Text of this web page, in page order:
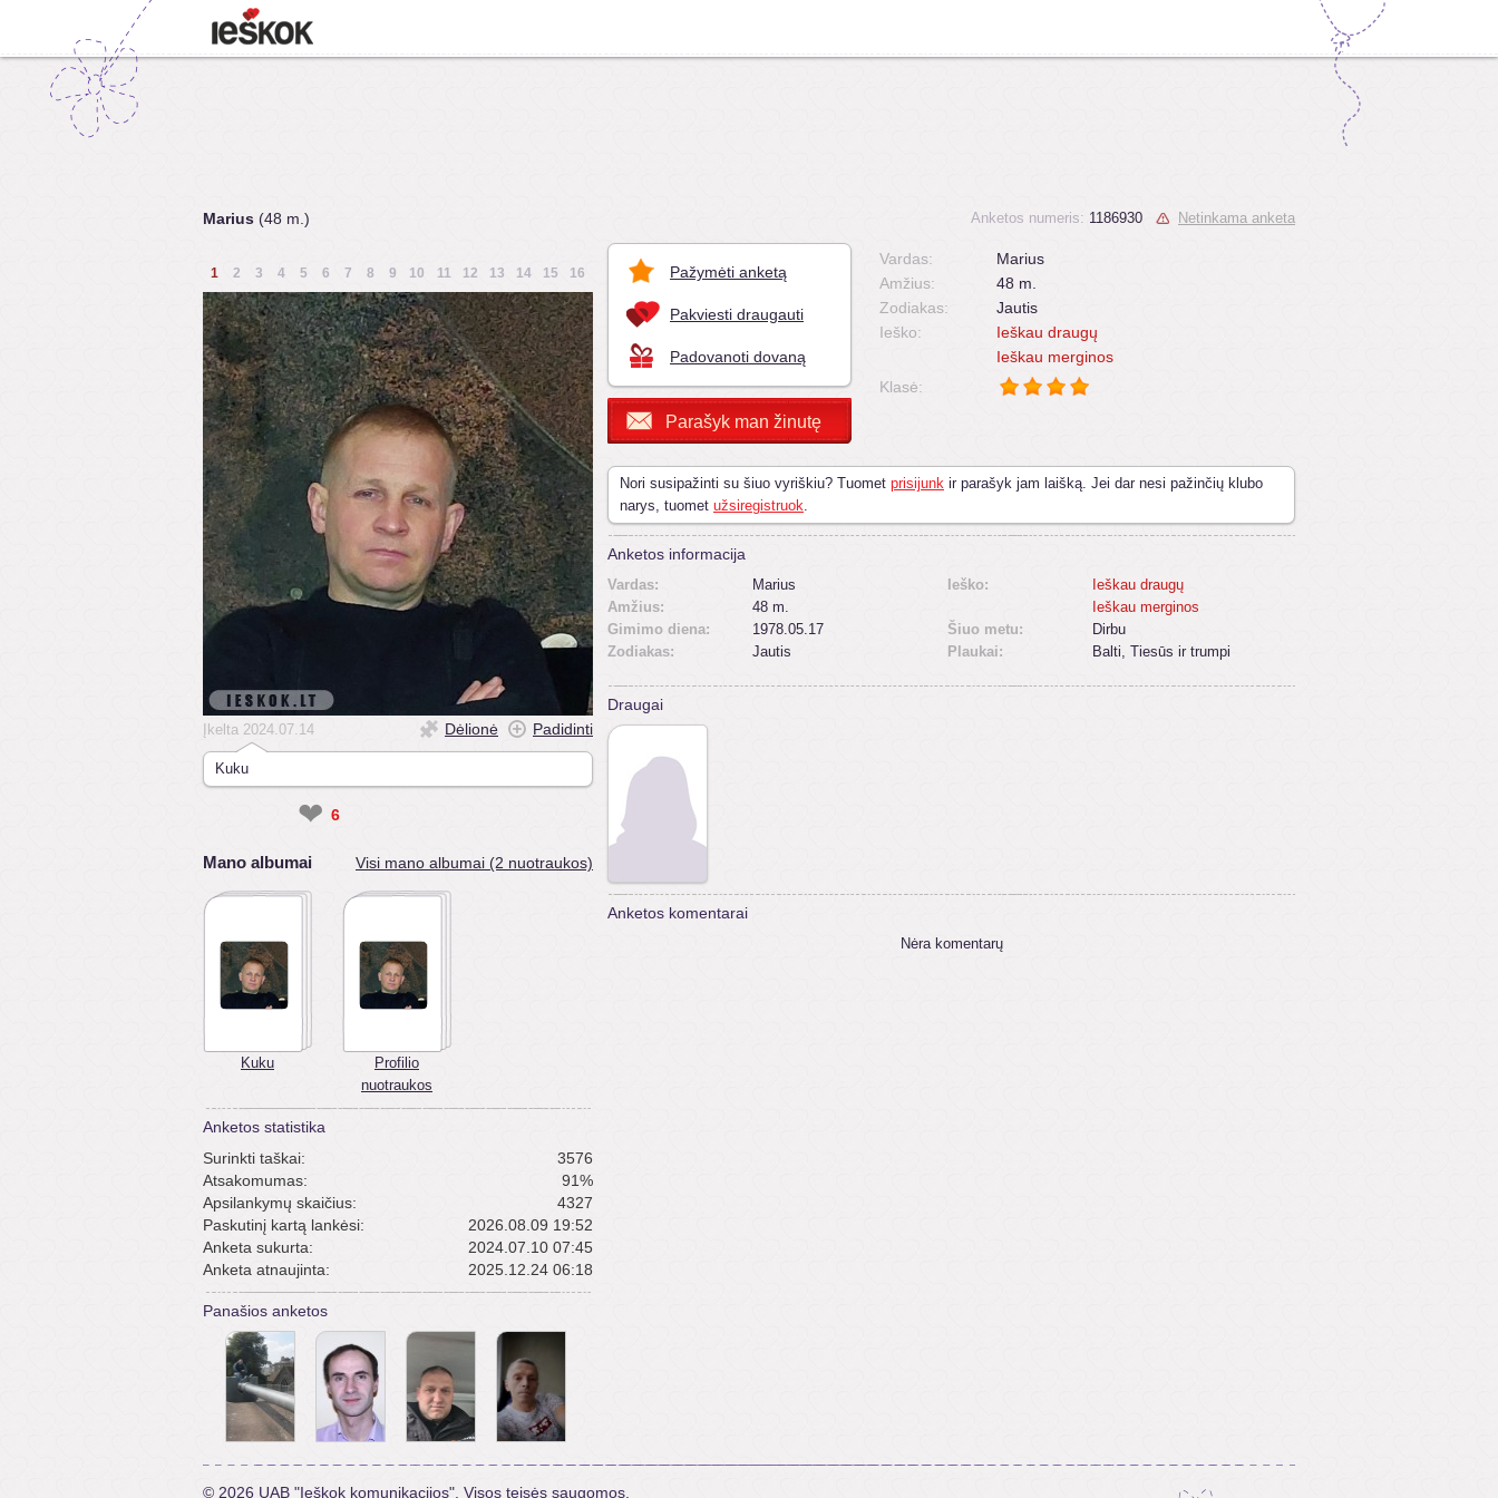
Marius (48 m.)
1 2 3 4 5 6 7 8 9 10 11 12 13 14 15 16
Įkelta 2024.07.14 Dėlionė Padidinti
Kuku
❤ 6
Mano albumai Visi mano albumai (2 nuotraukos)
Kuku
Profilio
nuotraukos
Anketos statistika
Surinkti taškai:
3576
Atsakomumas:
91%
Apsilankymų skaičius:
4327
Paskutinį kartą lankėsi:
2026.08.09 19:52
Anketa sukurta:
2024.07.10 07:45
Anketa atnaujinta:
2025.12.24 06:18
Panašios anketos
Pažymėti anketą
Pakviesti draugauti
Padovanoti dovaną
Parašyk man žinutę
Anketos numeris: 1186930 Netinkama anketa
Vardas:
Marius
Amžius:
48 m.
Zodiakas:
Jautis
Ieško:
Ieškau draugų
Ieškau merginos
Klasė:
Nori susipažinti su šiuo vyriškiu? Tuomet prisijunk ir parašyk jam laišką. Jei dar nesi pažinčių klubo
narys, tuomet užsiregistruok.
Anketos informacija
Vardas:
Marius
Amžius:
48 m.
Gimimo diena:
1978.05.17
Zodiakas:
Jautis
Ieško:
Ieškau draugų
Ieškau merginos
Šiuo metu:
Dirbu
Plaukai:
Balti, Tiesūs ir trumpi
Draugai
Anketos komentarai
Nėra komentarų
© 2026 UAB "Ieškok komunikacijos". Visos teisės saugomos.